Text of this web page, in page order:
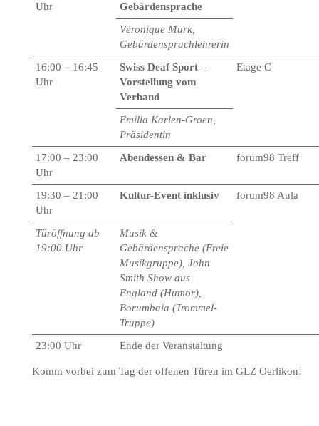
Uhr
Gebärdensprache
Véronique Murk,
Gebärdensprachlehrerin
16:00 – 16:45
Uhr
Swiss Deaf Sport –
Vorstellung vom
Verband
Etage C
Emilia Karlen-Groen,
Präsidentin
17:00 – 23:00
Uhr
Abendessen & Bar forum98 Treff
19:30 – 21:00
Uhr
Kultur-Event inklusiv forum98 Aula
Türöffnung ab
19:00 Uhr
Musik &
Gebärdensprache (Freie
Musikgruppe), John
Smith Show aus
England (Humor),
Borumbaia (Trommel-
Truppe)
23:00 Uhr
Ende der Veranstaltung
Komm vorbei zum Tag der offenen Türen im GLZ Oerlikon!